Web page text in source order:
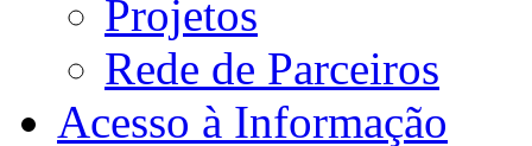
Projetos
Rede de Parceiros
Acesso à Informação